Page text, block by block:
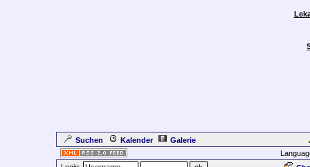
Suchen Kalender
Galerie